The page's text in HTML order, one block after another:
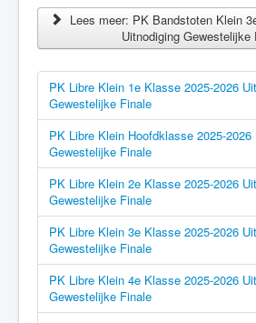
Lees meer: PK Bandstoten Klein
Uitnodiging Gewestelijke
PK Libre Klein 1e Klasse 2025-2026
Gewestelijke Finale
PK Libre Klein Hoofdklasse 2025-2026
Gewestelijke Finale
PK Libre Klein 2e Klasse 2025-2026
Gewestelijke Finale
PK Libre Klein 3e Klasse 2025-2026
Gewestelijke Finale
PK Libre Klein 4e Klasse 2025-2026
Gewestelijke Finale